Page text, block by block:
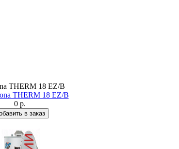
THERM 18 EZ/B
0 р.